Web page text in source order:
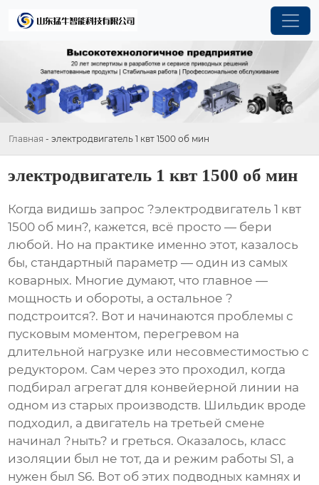
Главная - электродвигатель 1 квт 1500 об мин
электродвигатель 1 квт 1500 об мин
Когда видишь запрос ?электродвигатель 1 квт
1500 об мин?, кажется, всё просто — бери
любой. Но на практике именно этот, казалось
бы, стандартный параметр — один из самых
коварных. Многие думают, что главное —
мощность и обороты, а остальное ?
подстроится?. Вот и начинаются проблемы с
пусковым моментом, перегревом на
длительной нагрузке или несовместимостью с
редуктором. Сам через это проходил, когда
подбирал агрегат для конвейерной линии на
одном из старых производств. Шильдик вроде
подходил, а двигатель на третьей смене
начинал ?ныть? и греться. Оказалось, класс
изоляции был не тот, да и режим работы S1, а
нужен был S6. Вот об этих подводных камнях и